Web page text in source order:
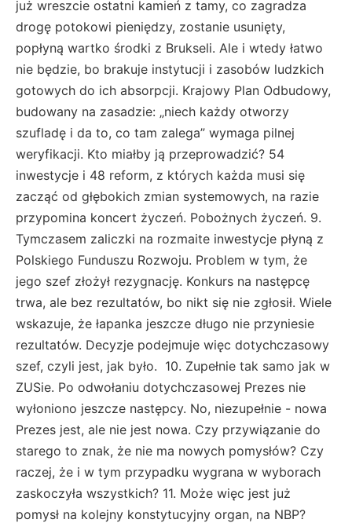
już wreszcie ostatni kamień z tamy, co zagradza
drogę potokowi pieniędzy, zostanie usunięty,
popłyną wartko środki z Brukseli. Ale i wtedy łatwo
nie będzie, bo brakuje instytucji i zasobów ludzkich
gotowych do ich absorpcji. Krajowy Plan Odbudowy,
budowany na zasadzie: „niech każdy otworzy
szufladę i da to, co tam zalega” wymaga pilnej
weryfikacji. Kto miałby ją przeprowadzić? 54
inwestycje i 48 reform, z których każda musi się
zacząć od głębokich zmian systemowych, na razie
przypomina koncert życzeń. Pobożnych życzeń. 9.
Tymczasem zaliczki na rozmaite inwestycje płyną z
Polskiego Funduszu Rozwoju. Problem w tym, że
jego szef złożył rezygnację. Konkurs na następcę
trwa, ale bez rezultatów, bo nikt się nie zgłosił. Wiele
wskazuje, że łapanka jeszcze długo nie przyniesie
rezultatów. Decyzje podejmuje więc dotychczasowy
szef, czyli jest, jak było. 10. Zupełnie tak samo jak w
ZUSie. Po odwołaniu dotychczasowej Prezes nie
wyłoniono jeszcze następcy. No, niezupełnie - nowa
Prezes jest, ale nie jest nowa. Czy przywiązanie do
starego to znak, że nie ma nowych pomysłów? Czy
raczej, że i w tym przypadku wygrana w wyborach
zaskoczyła wszystkich? 11. Może więc jest już
pomysł na kolejny konstytucyjny organ, na NBP?